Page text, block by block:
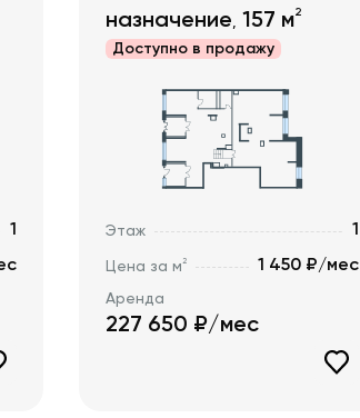
1
назначение, 157 м2
Доступно в продажу
Этаж 1
Цена за м2 1 450 ₽/мес
Аренда
227 650 ₽/мес